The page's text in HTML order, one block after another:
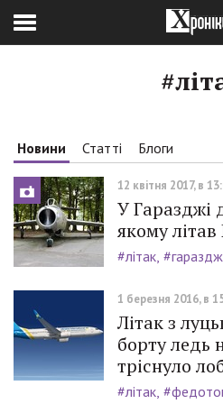
Новини Статті Блоги
12 квітня 2017, в
У Гаразджі
якому
#літак
1 березня 2016, в
Літак з
борту ледь
тріснуло
#літак